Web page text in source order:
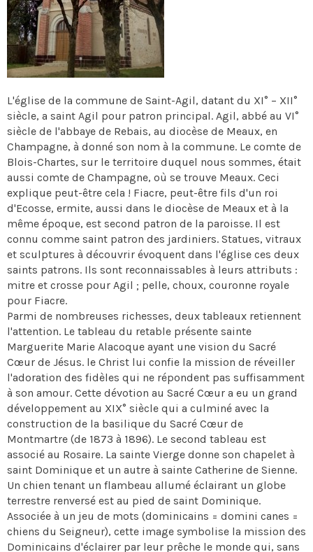
L'église de la commune de Saint-Agil, datant du XI° – XII°
siècle, a saint Agil pour patron principal. Agil, abbé au VI°
siècle de l'abbaye de Rebais, au diocèse de Meaux, en
Champagne, à donné son nom à la commune. Le comte de
Blois-Chartes, sur le territoire duquel nous sommes, était
aussi comte de Champagne, où se trouve Meaux. Ceci
explique peut-être cela ! Fiacre, peut-être fils d'un roi
d'Ecosse, ermite, aussi dans le diocèse de Meaux et à la
même époque, est second patron de la paroisse. Il est
connu comme saint patron des jardiniers. Statues, vitraux
et sculptures à découvrir évoquent dans l'église ces deux
saints patrons. Ils sont reconnaissables à leurs attributs :
mitre et crosse pour Agil ; pelle, choux, couronne royale
pour Fiacre.
Parmi de nombreuses richesses, deux tableaux retiennent
l'attention. Le tableau du retable présente sainte
Marguerite Marie Alacoque ayant une vision du Sacré
Cœur de Jésus. le Christ lui confie la mission de réveiller
l'adoration des fidèles qui ne répondent pas suffisamment
à son amour. Cette dévotion au Sacré Cœur a eu un grand
développement au XIX° siècle qui a culminé avec la
construction de la basilique du Sacré Cœur de
Montmartre (de 1873 à 1896). Le second tableau est
associé au Rosaire. La sainte Vierge donne son chapelet à
saint Dominique et un autre à sainte Catherine de Sienne.
Un chien tenant un flambeau allumé éclairant un globe
terrestre renversé est au pied de saint Dominique.
Associée à un jeu de mots (dominicains = domini canes =
chiens du Seigneur), cette image symbolise la mission des
Dominicains d'éclairer par leur prêche le monde qui, sans